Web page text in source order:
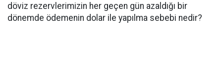
döviz rezervlerimizin her geçen gün azaldığı bir
dönemde ödemenin dolar ile yapılma sebebi nedir?